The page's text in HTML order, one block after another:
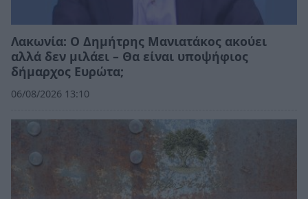
Λακωνία: Ο Δημήτρης Μανιατάκος ακούει
αλλά δεν μιλάει – Θα είναι υποψήφιος
δήμαρχος Ευρώτα;
06/08/2026 13:10